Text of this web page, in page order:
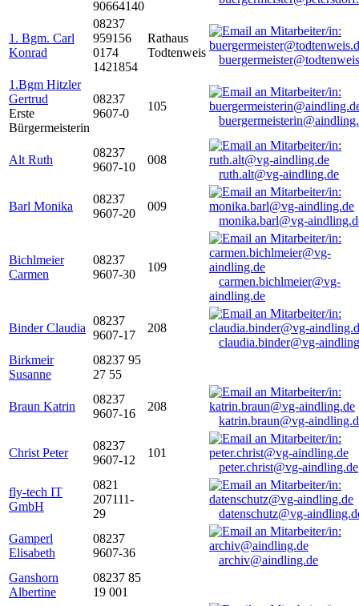
90664140
1. Bgm. Carl
Konrad
08237
959156
0174
1421854
Rathaus
Todtenweis
1.Bgm Hitzler
Gertrud
Erste
Bürgermeisterin
08237
9607-0
105
Alt Ruth
08237
9607-10
008
ruth.alt@vg-aindling.de
Barl Monika
08237
9607-20
009
monika.barl@vg-
Bichlmeier
Carmen
08237
9607-30
109
carmen.bichlmeier@vg-
aindling.de
Binder Claudia
08237
9607-17
208
claudia.binder@vg-
Birkmeir
Susanne
08237 95
27 55
Braun Katrin
08237
9607-16
208
katrin.braun@vg-
Christ Peter
08237
9607-12
101
peter.christ@vg-aindling.de
fly-tech IT
GmbH
0821
207111-
29
datenschutz@vg-
Gamperl
Elisabeth
08237
9607-36
archiv@aindling.de
Ganshorn
Albertine
08237 85
19 001